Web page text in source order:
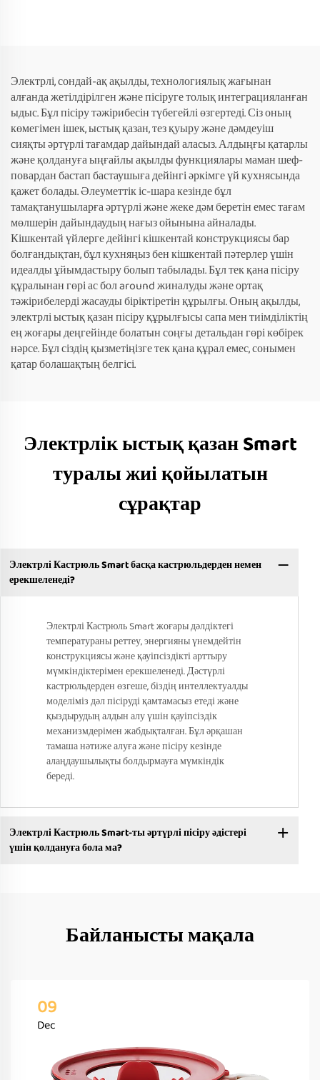
Электрлі, сондай-ақ ақылды, технологиялық жағынан
алғанда жетілдірілген және пісіруге толық интеграцияланған
ыдыс. Бұл пісіру тәжірибесін түбегейлі өзгертеді. Сіз оның
көмегімен ішек, ыстық қазан, тез қуыру және дәмдеуіш
сияқты әртүрлі тағамдар дайындай аласыз. Алдыңғы қатарлы
және қолдануға ыңғайлы ақылды функциялары маман шеф-
повардан бастап бастаушыға дейінгі әркімге үй кухнясында
қажет болады. Әлеуметтік іс-шара кезінде бұл
тамақтанушыларға әртүрлі және жеке дәм беретін емес тағам
мөлшерін дайындаудың нағыз ойынына айналады.
Кішкентай үйлерге дейінгі кішкентай конструкциясы бар
болғандықтан, бұл кухняңыз бен кішкентай пәтерлер үшін
идеалды ұйымдастыру болып табылады. Бұл тек қана пісіру
құралынан гөрі ас бол around жиналуды және ортақ
тәжірибелерді жасауды біріктіретін құрылғы. Оның ақылды,
электрлі ыстық қазан пісіру құрылғысы сапа мен тиімділіктің
ең жоғары деңгейінде болатын соңғы детальдан гөрі көбірек
нәрсе. Бұл сіздің қызметіңізге тек қана құрал емес, сонымен
қатар болашақтың белгісі.
Электрлік ыстық қазан Smart
туралы жиі қойылатын
сұрақтар
Электрлі Кастрюль Smart басқа кастрюльдерден немен
ерекшеленеді?
Электрлі Кастрюль Smart жоғары дәлдіктегі
температураны реттеу, энергияны үнемдейтін
конструкциясы және қауіпсіздікті арттыру
мүмкіндіктерімен ерекшеленеді. Дәстүрлі
кастрюльдерден өзгеше, біздің интеллектуалды
моделіміз дәл пісіруді қамтамасыз етеді және
қыздырудың алдын алу үшін қауіпсіздік
механизмдерімен жабдықталған. Бұл әрқашан
тамаша нәтиже алуға және пісіру кезінде
алаңдаушылықты болдырмауға мүмкіндік
береді.
Электрлі Кастрюль Smart-ты әртүрлі пісіру әдістері
үшін қолдануға бола ма?
Байланысты мақала
09
Dec